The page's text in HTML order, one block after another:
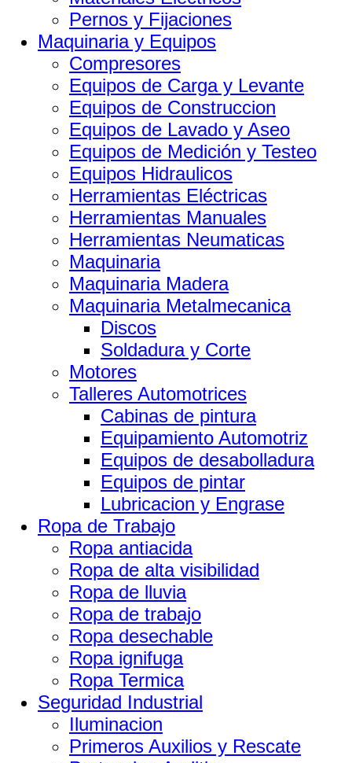
Pernos y Fijaciones
Maquinaria y Equipos
Compresores
Equipos de Carga y Levante
Equipos de Construccion
Equipos de Lavado y Aseo
Equipos de Medición y Testeo
Equipos Hidraulicos
Herramientas Eléctricas
Herramientas Manuales
Herramientas Neumaticas
Maquinaria
Maquinaria Madera
Maquinaria Metalmecanica
Discos
Soldadura y Corte
Motores
Talleres Automotrices
Cabinas de pintura
Equipamiento Automotriz
Equipos de desabolladura
Equipos de pintar
Lubricacion y Engrase
Ropa de Trabajo
Ropa antiacida
Ropa de alta visibilidad
Ropa de lluvia
Ropa de trabajo
Ropa desechable
Ropa ignifuga
Ropa Termica
Seguridad Industrial
Iluminacion
Primeros Auxilios y Rescate